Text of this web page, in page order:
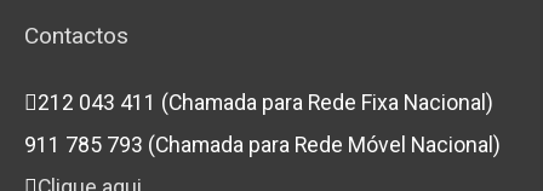
Contactos
212 043 411 (Chamada para Rede Fixa Nacional)
911 785 793 (Chamada para Rede Móvel Nacional)